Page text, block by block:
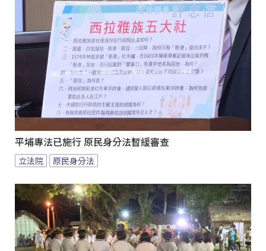
平埔專法已施行 原民身分法暫緩審查
立法院 原民身分法